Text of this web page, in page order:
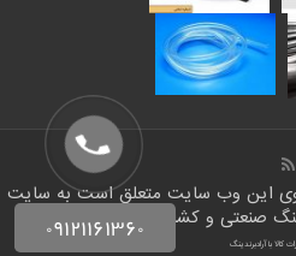
صنعتی و کشاورزی | ایران شلنگ
کالا با آرادبرندینگ